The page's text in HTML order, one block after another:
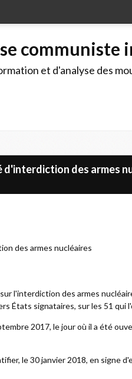
communiste
et d'analyse des
d'interdiction des armes
des armes nucléaires
l'interdiction des armes
États signataires, sur les 51 qui
2017, le jour où il a été
le 30 janvier 2018, en signe